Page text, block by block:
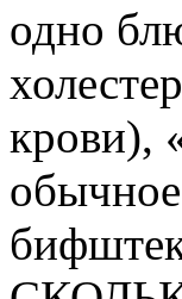
одно
крови),